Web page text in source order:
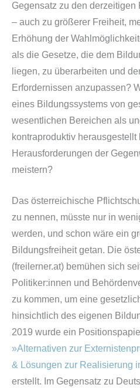
Gegensatz zu den
– auch zu größerer Freiheit,
Erhöhung der
als die Gesetze, die dem
liegen, zu überarbeiten und
Erfordernissen anzupassen?
eines Bildungssystems von
wesentlichen Bereichen als
kontraproduktiv herausgestellt
Herausforderungen der
meistern?
Das österreichische
zu nennen, müsste nur in
werden, und schon wäre ein
Bildungsfreiheit getan. Die
(freilerner.at) bemühen sich
Politiker:innen und
zu kommen, um eine
hinsichtlich des eigenen
2019 wurde ein
»Alternativen zur
& Lösungen zur Realisierung
erstellt. Im Gegensatz zu